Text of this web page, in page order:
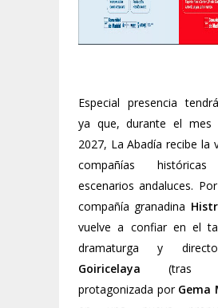
Especial presencia
ya que, durante el mes
2027, La Abadía recibe la
compañías
escenarios andaluces.
compañía granadina
vuelve a confiar en el
dramaturga y
Goiricelaya (tras
protagonizada por Gema